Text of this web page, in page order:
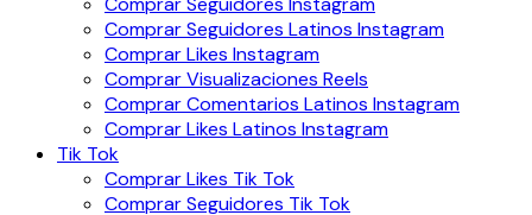
Comprar Seguidores Latinos Instagram
Comprar Likes Instagram
Comprar Visualizaciones Reels
Comprar Comentarios Latinos Instagram
Comprar Likes Latinos Instagram
Tik Tok
Comprar Likes Tik Tok
Comprar Seguidores Tik Tok